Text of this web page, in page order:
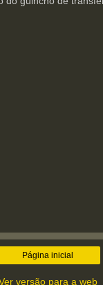
Página inicial
versão para a web